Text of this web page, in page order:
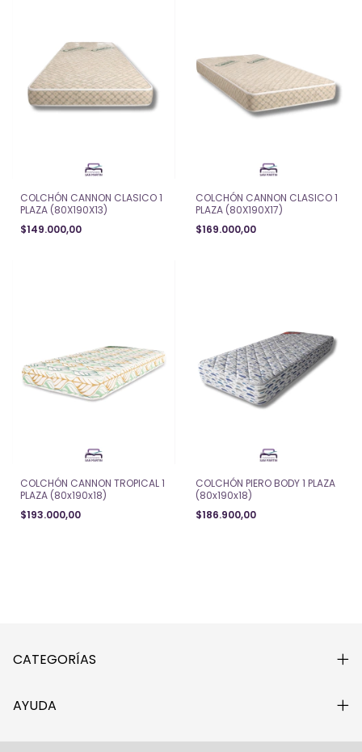
COLCHÓN CANNON CLASICO 1
PLAZA (80X190X13)
$149.000,00
COLCHÓN CANNON CLASICO 1
PLAZA (80X190X17)
$169.000,00
COLCHÓN CANNON TROPICAL 1
PLAZA (80x190x18)
$193.000,00
COLCHÓN PIERO BODY 1 PLAZA
(80x190x18)
$186.900,00
CATEGORÍAS
AYUDA